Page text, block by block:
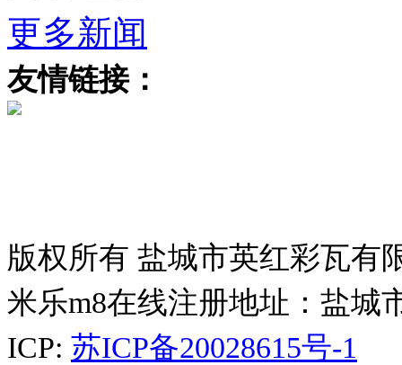
更多新闻
友情链接：
版权所有 盐城市英红彩瓦有
米乐m8在线注册地址：盐城
ICP: 苏ICP备20028615号-1